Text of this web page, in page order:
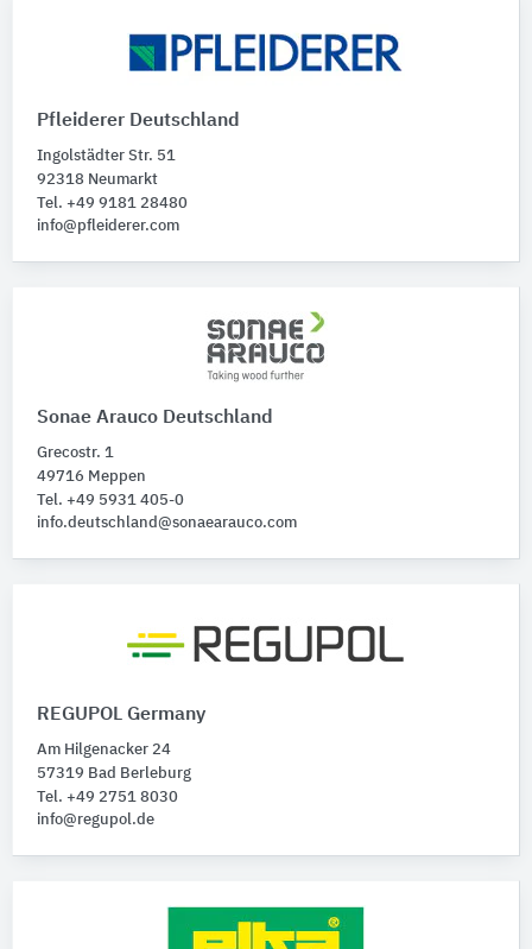
Pfleiderer Deutschland
Ingolstädter Str. 51
92318 Neumarkt
Tel. +49 9181 28480
info@pfleiderer.com
Sonae Arauco Deutschland
Grecostr. 1
49716 Meppen
Tel. +49 5931 405-0
info.deutschland@sonaearauco.com
REGUPOL Germany
Am Hilgenacker 24
57319 Bad Berleburg
Tel. +49 2751 8030
info@regupol.de